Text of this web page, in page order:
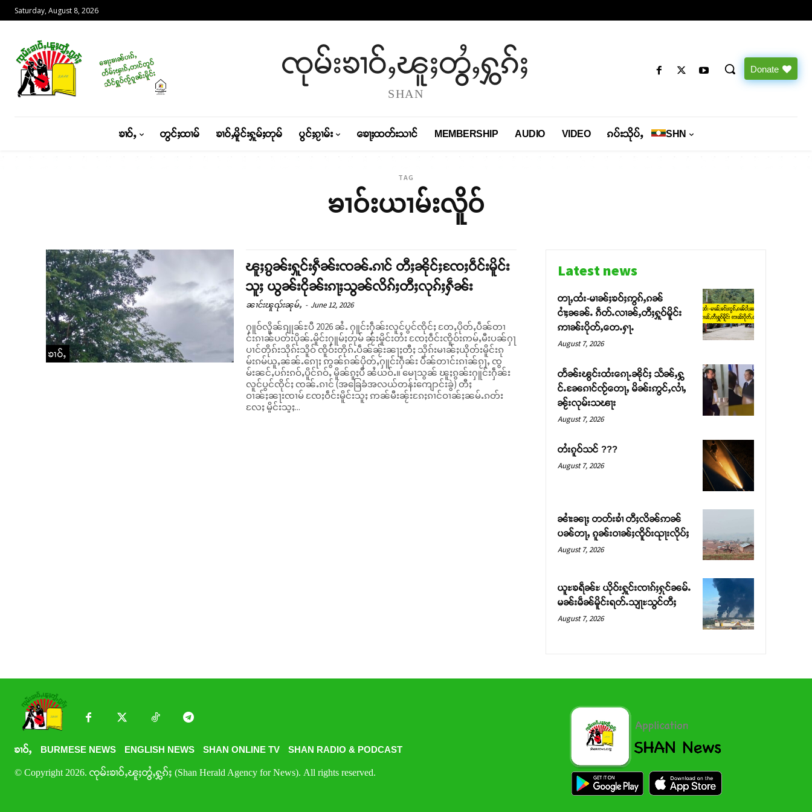
Saturday, August 8, 2026
ၸုမ်းၶၢဝ်ႇၽူႈတွႆႇႁွၵ်ႈ
SHAN
Donate
ၶၢဝ်ႇ တွင်ႈထၢမ် ၶၢဝ်ႇမိူင်းႁူမ်ႈတုမ် ပွင်ႈၵႂၢမ်း ၶေႃႈထတ်းသၢင် MEMBERSHIP AUDIO VIDEO ၵပ်းသိုပ်ႇ SHN
TAG
ၶၢဝ်းယၢမ်းလိူဝ်
ၶၢဝ်ႇ
ၽူႈၵွၼ်းႁူင်းႁဵၼ်းၸၼ်ႉၵၢင် တီႈၼိုင်ႈၸႄႈဝဵင်းမိူင်း
သူႈ ယွၼ်းငိုၼ်းၵႃႈသွၼ်လိၵ်ႈတီႈလုၵ်ႈႁဵၼ်း
ၼၢင်းၽူၺ်းၼုမ်ႇ - June 12, 2026
ႁူဝ်လိူၼ်ၵျုၼ်ႊပီ 2026 ၼႆႉ ႁူင်းႁဵၼ်းလူင်ပွင်ၸိုင်ႈ တႄႇပိုတ်ႇပဵၼ်တၢ
င်းၵၢၼ်ပတ်းပိုၼ်ႉမိူင်းႁူမ်ႈတုမ် ၼႂ်းမိူင်းတႆး ၸႄႈဝဵင်းၸိူဝ်းဢမ်ႇမီးပၼ်ႁႃ
ပၢင်တိုၵ်းသိုၵ်းသိူဝ် ၸိူဝ်းတိုၵ်ႉပဵၼ်ၼႂ်းၼႃႈတီႈ သိုၵ်းမၢၼ်ႈယိုတ်းမိူင်းၵု
မ်းၵမ်ယူႇၼၼ်ႉၵေႃႈ ဢွၼ်ၵၼ်ပိုတ်ႇႁူင်းႁဵၼ်း ပဵၼ်တၢင်းၵၢၼ်ၵႂႃႇ ၸွ
မ်းၼင်ႇပၵ်းၵဝ်ႇပိူင်ၵဝ်ႇ မိူၼ်ၵူႈပီ ၼႆယဝ်ႉ။ မေႃသွၼ် ၽူႈၵွၼ်းႁူင်းႁဵၼ်း
လူင်ပွင်ၸိုင်ႈ ၸၼ်ႉၵၢင် (အခြေခံအလယ်တန်းကျောင်းခွဲ) တီႈ
ဝၢၼ်ႈၼႃးၸၢမ် ၸႄႈဝဵင်းမိူင်းသူႈ ဢၼ်မီးၼႂ်းၵႄႈၵၢင်ဝၢၼ်ႈၼမ်ႉၵတ်း
လႄႈ မိူင်းသူႈ...
Latest news
တႃႇထႆး-မၢၼ်ႈၶဝ်ႈဢွၵ်ႇၵၼ်
ငၢႆႈၼၼ်ႉ ၵဵတ်ႉလၢၼ်ႇတီႈႁူဝ်မိူင်း
ဢၢၼ်းပိုတ်ႇတေႉႁႃႉ
August 7, 2026
တႅၼ်းၽွင်းထႆးၵေႃႉၼိုင်ႈ သႅၼ်ႇႁွ
င်ႉၼႄၵၢင်ၸႂ်တေႃႇ မိၼ်းဢွင်ႇလၢႆႇ
ၼႂ်းလုမ်းသၽႃး
August 7, 2026
တႆးၵူဝ်သင် ???
August 7, 2026
ၼၢႆးၼႃႈ တတ်းၶၢႆ တီႈလိၼ်ဢၼ်
ပၼ်တႃႇ ၵူၼ်းဝၢၼ်ႈၸိူဝ်းၺႃးလိုပ်ႈ
August 7, 2026
ယူႊၶရဵၼ်ႊ ယိုဝ်းႁူင်းၸၢၵ်ႈႁုင်ၼမ်ႉ
မၼ်းမဵၼ်မိူင်းရတ်ႉသျႃႊသွင်တီႈ
August 7, 2026
ၶၢဝ်ႇ BURMESE NEWS ENGLISH NEWS SHAN ONLINE TV SHAN RADIO & PODCAST
© Copyright 2026. ၸုမ်းၶၢဝ်ႇၽူႈတွႆႇႁွၵ်ႈ (Shan Herald Agency for News). All rights reserved.